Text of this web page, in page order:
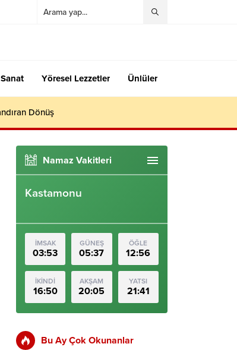
Yöresel Lezzetler Ünlüler
Dönüş
Namaz Vakitleri
Kastamonu
İMSAK
03:53
GÜNEŞ
05:37
ÖĞLE
12:56
İKİNDİ
16:50
AKŞAM
20:05
YATSI
21:41
Bu Ay Çok Okunanlar